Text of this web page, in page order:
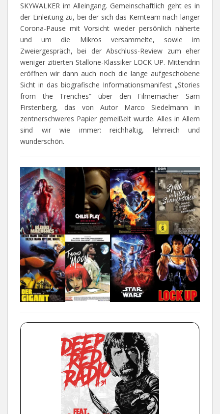
SKYWALKER im Alleingang. Gemeinschaftlich geht es in
der Einleitung zu, bei der sich das Kernteam nach langer
Corona-Pause mit Vorsicht wieder persönlich näherte
und um die Mikros versammelte, sowie im
Zweiergespräch, bei der Abschluss-Review zum eher
weniger zitierten Stallone-Klassiker LOCK UP. Mittendrin
eröffnen wir dann auch noch die lange aufgeschobene
Sicht in das biografische Informationsmanifest „Stories
from the Trenches“ über den Filmemacher Sam
Firstenberg, das von Autor Marco Siedelmann in
zentnerschweres Papier gemeißelt wurde. Alles in Allem
sind wir wie immer: reichhaltig, lehrreich und
wunderschön.